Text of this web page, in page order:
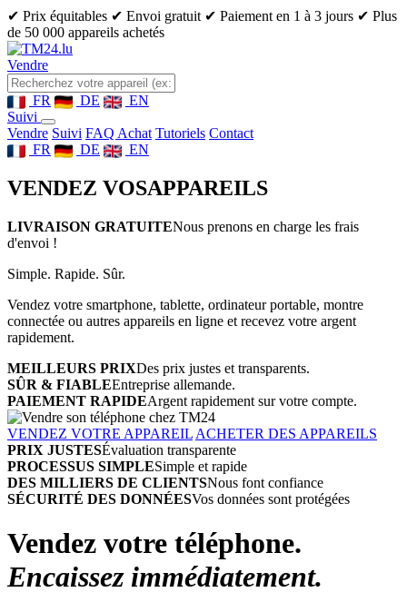
✔ Prix équitables ✔ Envoi gratuit ✔ Paiement en 1 à 3 jours ✔ Plus
de 50 000 appareils achetés
Vendre
FR DE
EN
Suivi
Vendre Suivi FAQ Achat Tutoriels Contact
FR
DE EN
VENDEZ VOSAPPAREILS
LIVRAISON GRATUITENous prenons en charge les frais
d'envoi !
Simple. Rapide. Sûr.
Vendez votre smartphone, tablette, ordinateur portable, montre
connectée ou autres appareils en ligne et recevez votre argent
rapidement.
MEILLEURS PRIXDes prix justes et transparents.
SÛR & FIABLEEntreprise allemande.
PAIEMENT RAPIDEArgent rapidement sur votre compte.
VENDEZ VOTRE APPAREIL ACHETER DES APPAREILS
PRIX JUSTESÉvaluation transparente
PROCESSUS SIMPLESimple et rapide
DES MILLIERS DE CLIENTSNous font confiance
SÉCURITÉ DES DONNÉESVos données sont protégées
Vendez votre téléphone.
Encaissez immédiatement.